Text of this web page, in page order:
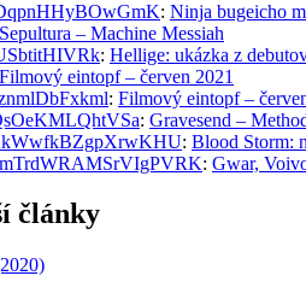
: Ninja bugeicho
Sepultura – Machine Messiah
: Hellige: ukázka z
Filmový eintopf – červen 2021
: Filmový eintopf –
: Gravesend –
: Blood Storm:
: Gwar,
články